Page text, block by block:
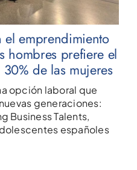
el emprendimiento
hombres prefiere el
de las mujeres
opción laboral que
generaciones:
Business Talents,
españoles